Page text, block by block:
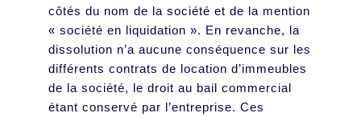
côtés du nom de la société et de la mention
« société en liquidation ». En revanche, la
dissolution n’a aucune conséquence sur les
différents contrats de location d’immeubles
de la société, le droit au bail commercial
étant conservé par l’entreprise. Ces